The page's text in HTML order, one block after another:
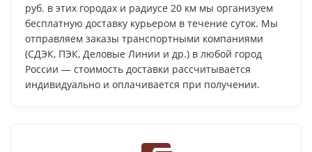
руб. в этих городах и радиусе 20 км мы организуем
бесплатную доставку курьером в течение суток. Мы
отправляем заказы транспортными компаниями
(СДЭК, ПЭК, Деловые Линии и др.) в любой город
России — стоимость доставки рассчитывается
индивидуально и оплачивается при получении.